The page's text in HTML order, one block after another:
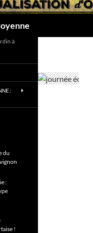
à
:
du
:
!